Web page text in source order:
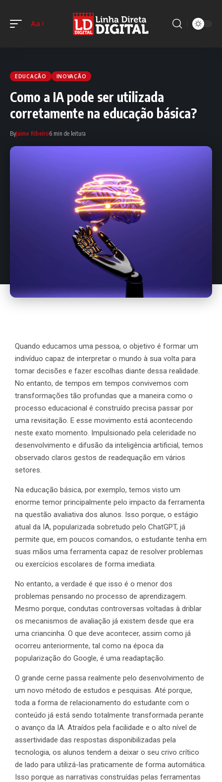
Aa
EDUCAÇÃO INOVAÇÃO
Como a IA pode ser utilizada
corretamente na educação básica?
ByJaime Ribeiro6 min de leitura
Quando educamos uma pessoa, o objetivo é formar um
indivíduo capaz de interpretar o mundo à sua volta para
tomar decisões e fazer escolhas diante dessa realidade.
No entanto, de tempos em tempos convivemos com
transformações tão profundas que a maneira como o
processo educacional é construído precisa passar por
uma revisitação. E esse movimento está acontecendo
neste exato momento. Impulsionado pela celeridade no
desenvolvimento e difusão da inteligência artificial, temos
observado claros gestos de readequação em vários
setores.
Na educação básica, por exemplo, temos visto um
enorme temor principalmente pelo impacto da ferramenta
na questão avaliativa dos alunos. Isso porque, o estágio
atual da IA, popularizada sobretudo pelo ChatGPT, já
permite que, em poucos comandos, o estudante tenha em
suas mãos uma ferramenta capaz de resolver problemas
ou exercícios escolares de forma imediata.
No entanto, a verdade é que isso é o menor dos
problemas pensando no processo de aprendizagem.
Mesmo porque, condutas controversas voltadas à driblar
os mecanismos de avaliação já existem desde que era
uma criancinha. O que deve acontecer, assim como já
ocorreu anteriormente, tal como na época da
popularização do Google, é uma readaptação.
O grande cerne passa realmente pelo desenvolvimento de
um novo método de estudos e pesquisas. Até porque,
toda a forma de relacionamento do estudante com o
conteúdo já está sendo totalmente transformada perante
o avanço da IA. Atraídos pela facilidade e o alto nível de
assertividade das respostas disponibilizadas pela
tecnologia, os alunos tendem a deixar o seu crivo crítico
de lado para utilizá-las praticamente de forma automática.
Isso porque as narrativas construídas pelas ferramentas